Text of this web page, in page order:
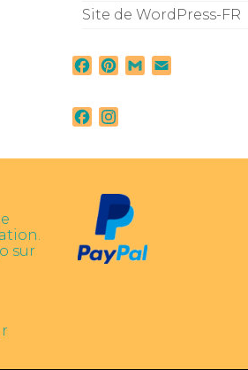
Site de WordPress-FR
Facebook
Pinterest
Gmail
Facebook
sur